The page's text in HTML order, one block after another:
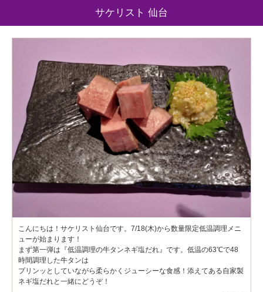
サケリスト 仙台
こんにちは！サケリスト仙台です。7/18(木)から数量限定低温調理メニ
ューが始まります！
まず第一弾は『低温調理の牛タンネギ塩だれ』です。低温の63℃で48
時間調理した牛タンは
プリンッとしていながら柔らかくジューシーな食感！添えてある自家製
ネギ塩だれと一緒にどうぞ！